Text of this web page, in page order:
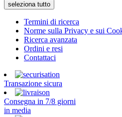
seleziona tutto
Termini di ricerca
Norme sulla Privacy e sui
Ricerca avanzata
Ordini e resi
Contattaci
Transazione sicura
Consegna in 7/8 giorni
in media